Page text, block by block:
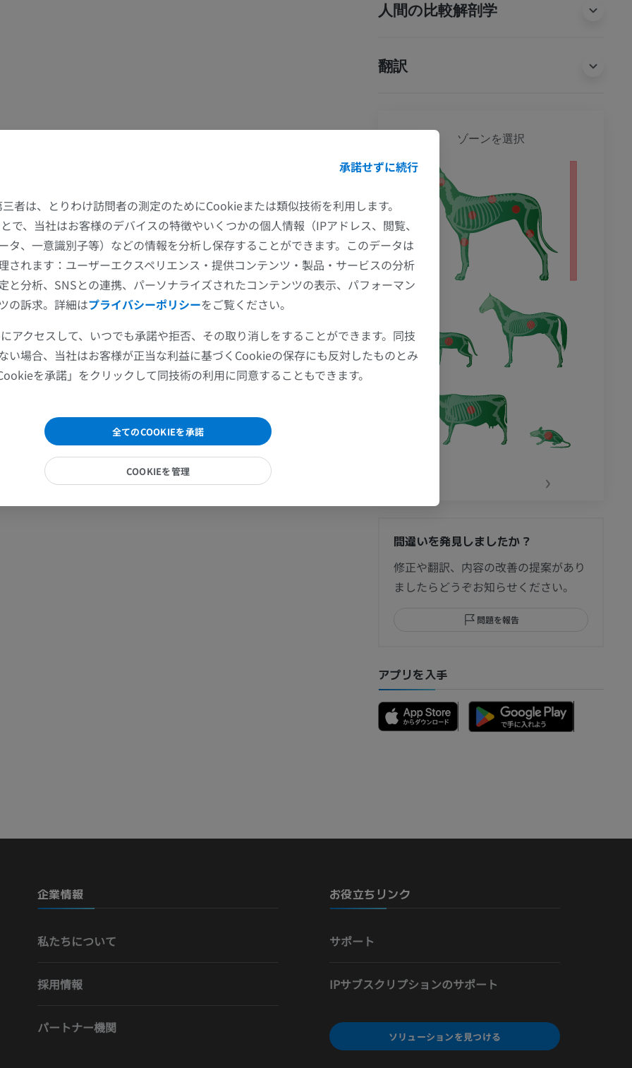
人間の比較解剖学
翻訳
プレミアム
馬 - 骨学
X線画像
無料
馬 - 手根骨
CT
イラストレーション
プレミアム
馬 - 指（趾）
MRI
マウス
無料
ゾーンを選択
›
間違いを発見しましたか？
修正や翻訳、内容の改善の提案があり
ましたらどうぞお知らせください。
問題を報告
アプリを入手
企業情報
私たちについて
採用情報
パートナー機関
お役立ちリンク
サポート
IPサブスクリプションのサポート
ソリューションを見つける
承諾せずに続行
者は、とりわけ訪問者の測定のためにCookieまたは類似技術を利用します。
で、当社はお客様のデバイスの特徴やいくつかの個人情報（IPアドレス、閲覧、
タ、一意識別子等）などの情報を分析し保存することができます。このデータは
されます：ユーザーエクスペリエンス・提供コンテンツ・製品・サービスの分析
と分析、SNSとの連携、パーソナライズされたコンテンツの表示、パフォーマン
の訴求。詳細はプライバシーポリシーをご覧ください。
アクセスして、いつでも承諾や拒否、その取り消しをすることができます。同技
い場合、当社はお客様が正当な利益に基づくCookieの保存にも反対したものとみ
を承諾」をクリックして同技術の利用に同意することもできます。
全てのCOOKIEを承諾
COOKIEを管理